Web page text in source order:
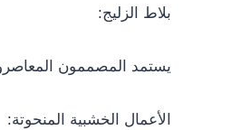
بلاط الزليج:
يستمد المصممون
الأعمال الخشبية المنحوتة: